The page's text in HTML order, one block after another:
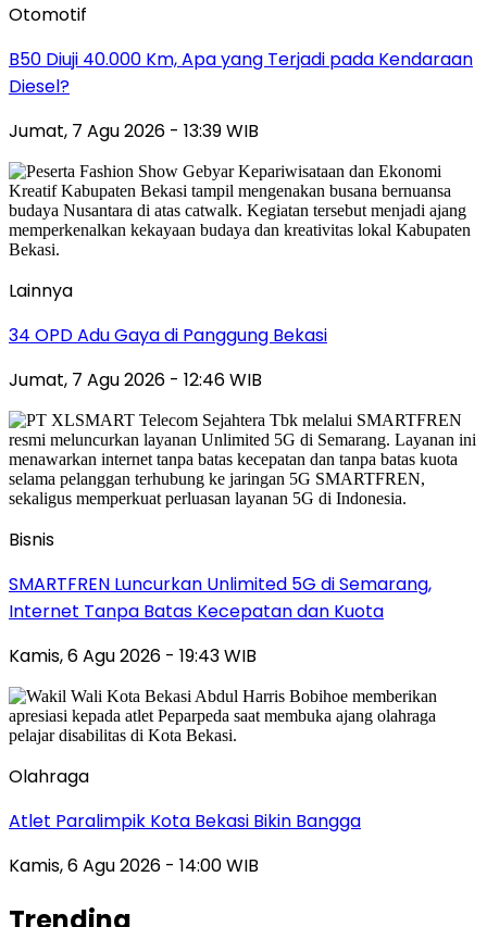
Otomotif
B50 Diuji 40.000 Km, Apa yang Terjadi pada Kendaraan
Diesel?
Jumat, 7 Agu 2026 - 13:39 WIB
Lainnya
34 OPD Adu Gaya di Panggung Bekasi
Jumat, 7 Agu 2026 - 12:46 WIB
Bisnis
SMARTFREN Luncurkan Unlimited 5G di Semarang,
Internet Tanpa Batas Kecepatan dan Kuota
Kamis, 6 Agu 2026 - 19:43 WIB
Olahraga
Atlet Paralimpik Kota Bekasi Bikin Bangga
Kamis, 6 Agu 2026 - 14:00 WIB
Trending